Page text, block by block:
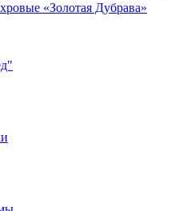
«Золотая Дубрава»